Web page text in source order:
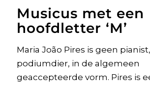
Musicus met een
hoofdletter ‘M’
Maria João Pires is geen
podiumdier, in de algemeen
geaccepteerde vorm. Pires is